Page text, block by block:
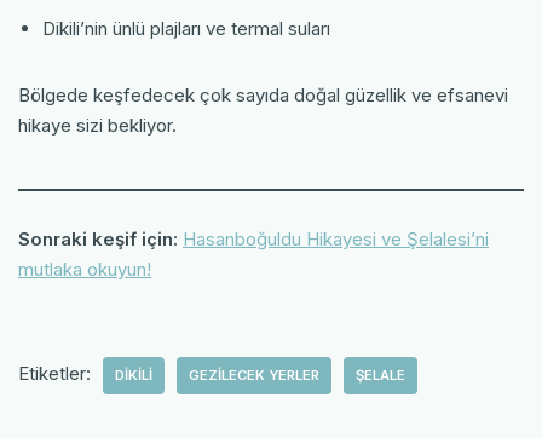
Dikili’nin ünlü plajları ve termal suları
Bölgede keşfedecek çok sayıda doğal güzellik ve efsanevi
hikaye sizi bekliyor.
Sonraki keşif için: Hasanboğuldu Hikayesi ve Şelalesi’ni
mutlaka okuyun!
Etiketler: DIKILI GEZILECEK YERLER ŞELALE